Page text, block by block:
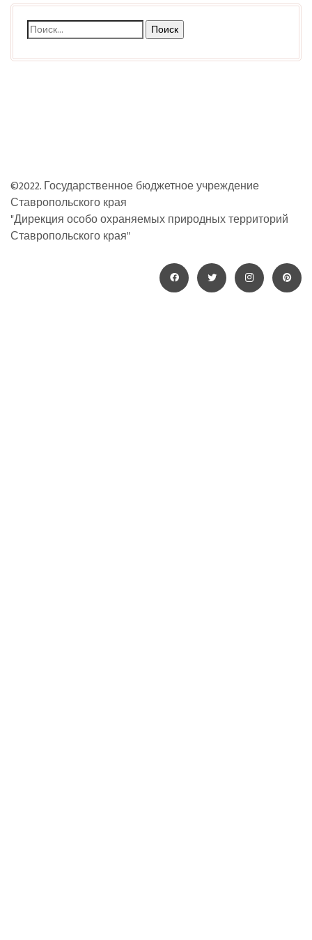
Найти:
©2022. Государственное бюджетное учреждение
Ставропольского края
"Дирекция особо охраняемых природных территорий
Ставропольского края"